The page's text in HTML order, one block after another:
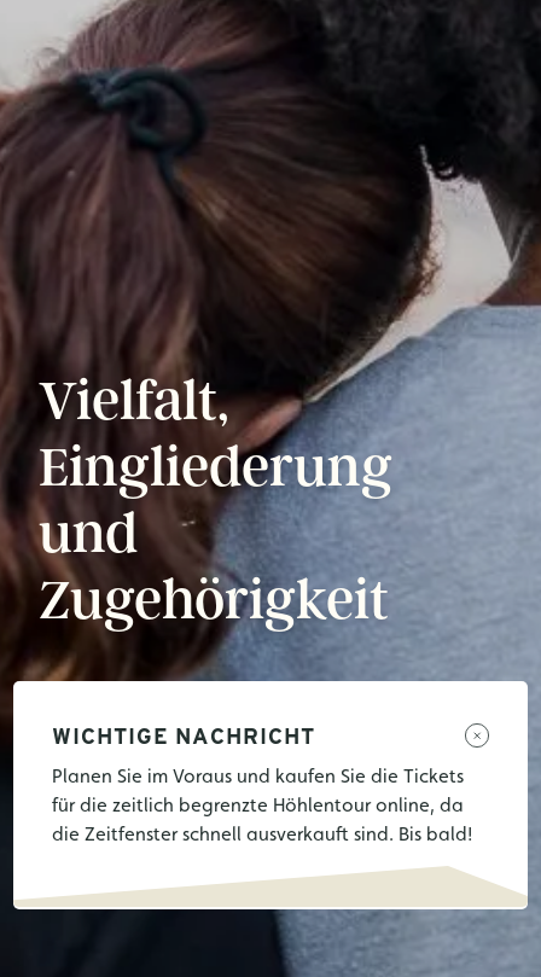
Vielfalt,
Eingliederung
und
Zugehörigkeit
WICHTIGE NACHRICHT
Planen Sie im Voraus und kaufen Sie die Tickets
für die zeitlich begrenzte Höhlentour online, da
die Zeitfenster schnell ausverkauft sind. Bis bald!